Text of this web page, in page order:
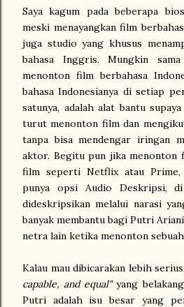
Saya kagum pada beberapa
meski menayangkan film
juga studio yang khusus
bahasa Inggris. Mungkin
menonton film berbahasa
bahasa Indonesianya di setiap
satunya, adalah alat bantu
turut menonton film dan
tanpa bisa mendengar iringan
aktor. Begitu pun jika menonton
film seperti Netflix atau Prime,
punya opsi Audio Deskripsi,
dideskripsikan melalui narasi
banyak membantu bagi Putri
netra lain ketika menonton
Kalau mau dibicarakan lebih
capable, and equal"yang
Putri adalah isu besar yang